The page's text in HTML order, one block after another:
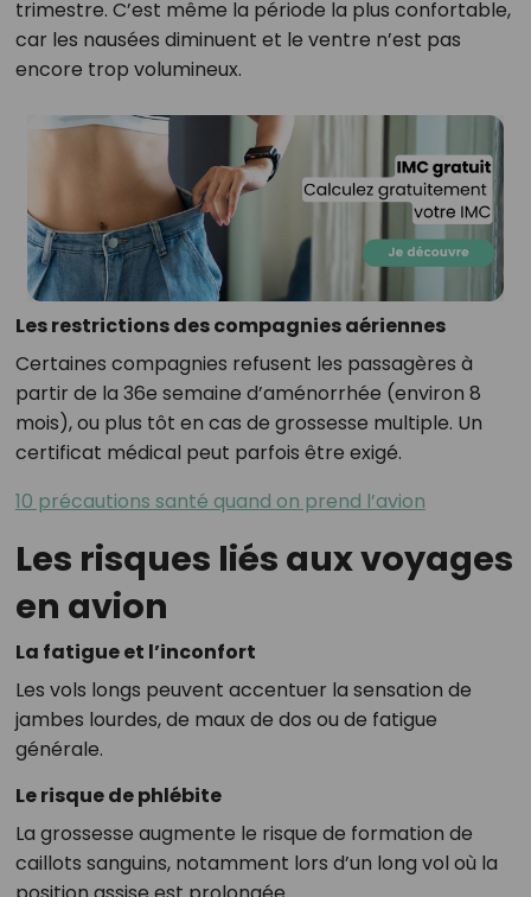
trimestre. C’est même la période la plus confortable,
car les nausées diminuent et le ventre n’est pas
encore trop volumineux.
Les restrictions des compagnies aériennes
Certaines compagnies refusent les passagères à
partir de la 36e semaine d’aménorrhée (environ 8
mois), ou plus tôt en cas de grossesse multiple. Un
certificat médical peut parfois être exigé.
10 précautions santé quand on prend l’avion
Les risques liés aux voyages
en avion
La fatigue et l’inconfort
Les vols longs peuvent accentuer la sensation de
jambes lourdes, de maux de dos ou de fatigue
générale.
Le risque de phlébite
La grossesse augmente le risque de formation de
caillots sanguins, notamment lors d’un long vol où la